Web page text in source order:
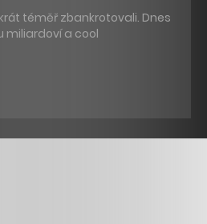
téměř zbankrotovali. Dnes
miliardoví a cool